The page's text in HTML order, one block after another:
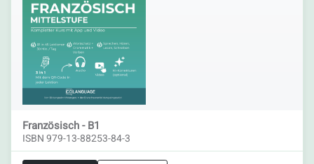
Französisch - B1
ISBN 979-13-88253-84-3